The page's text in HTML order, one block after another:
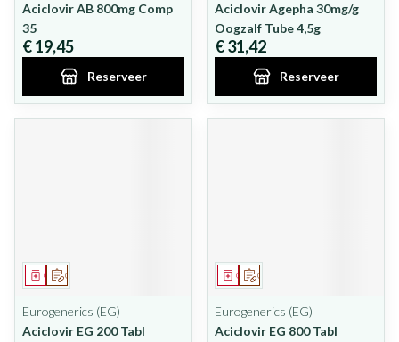
Aciclovir AB 800mg Comp
35
€ 19,45
Reserveer
Aciclovir Agepha 30mg/g
Oogzalf Tube 4,5g
€ 31,42
Reserveer
Op voorschrift
Geneesmiddel
Eurogenerics (EG)
Aciclovir EG 200 Tabl
Op voorschrift
Geneesmiddel
Eurogenerics (EG)
Aciclovir EG 800 Tabl